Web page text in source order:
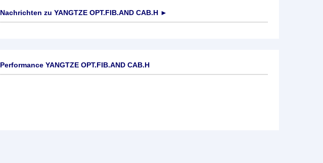
Nachrichten zu YANGTZE OPT.FIB.AND CAB.H ►
Performance YANGTZE OPT.FIB.AND CAB.H